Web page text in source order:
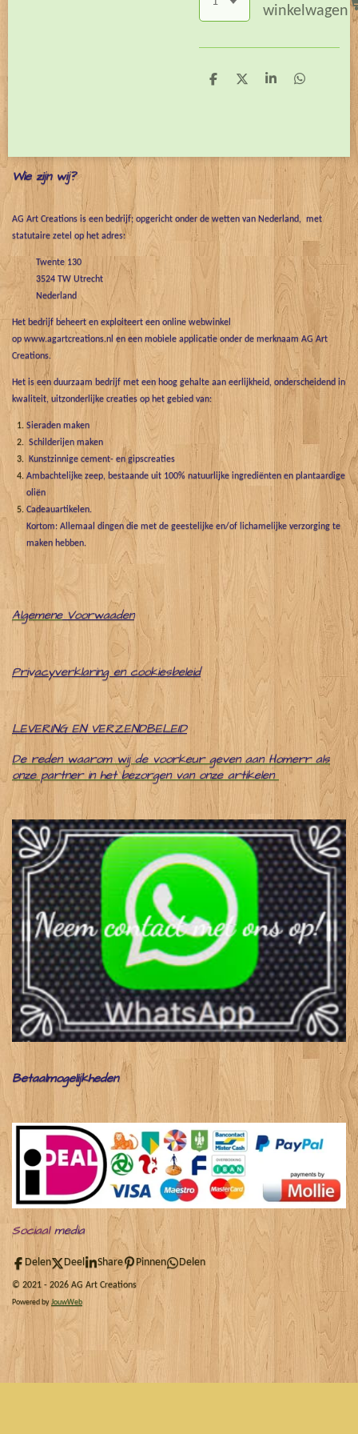
winkelwagen
D
D
S
D
Wie zijn wij?
AG Art Creations is een bedrijf; opgericht onder de wetten van Nederland, met
statutaire zetel op het adres:
Twente 130
3524 TW Utrecht
Nederland
Het bedrijf beheert en exploiteert een online webwinkel
op www.agartcreations.nl en een mobiele applicatie onder de merknaam AG Art
Creations.
Het is een duurzaam bedrijf met een hoog gehalte aan eerlijkheid, onderscheidend in
kwaliteit, uitzonderlijke creaties op het gebied van:
Sieraden maken
Schilderijen maken
Kunstzinnige cement- en gipscreaties
Ambachtelijke zeep, bestaande uit 100% natuurlijke ingrediënten en plantaardige
oliën
Cadeauartikelen.
Kortom: Allemaal dingen die met de geestelijke en/of lichamelijke verzorging te
maken hebben.
Algemene Voorwaaden
Privacyverklaring en cookiesbeleid
LEVERING EN VERZENDBELEID
De reden waarom wij de voorkeur geven aan Homerr als
onze partner in het bezorgen van onze artikelen
Betaalmogelijkheden
Sociaalmedia
Delen Deel Share Pinnen Delen
© 2021 - 2026 AG Art Creations
Powered byJouwWeb